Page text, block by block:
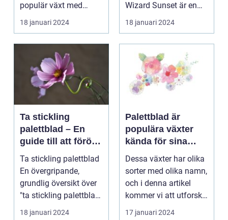
populär växt med
mörka, djupt fär...
18 januari 2024
Wizard Sunset är en
färgstark och charmig
växt s...
18 januari 2024
Ta stickling
palettblad – En
guide till att föröka
denna populära
växt
Ta stickling palettblad
En övergripande,
grundlig översikt över
"ta stickling palettblad"
...
18 januari 2024
Palettblad är
populära växter
kända för sina
färgglada blad och
dekorativa
utseende
Dessa växter har olika
sorter med olika namn,
och i denna artikel
kommer vi att utforska
olika palet...
17 januari 2024